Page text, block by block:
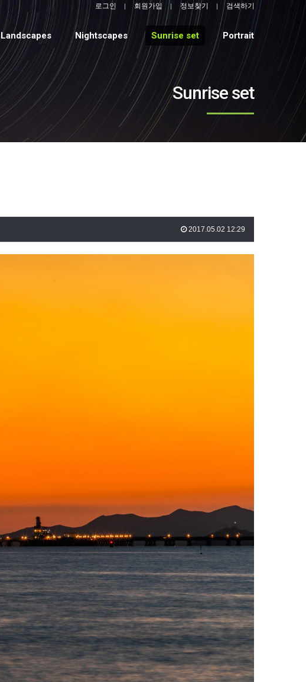
로그인 회원가입 정보찾기 검색하기
Landscapes Nightscapes Sunrise set Portrait
Sunrise set
2017.05.02 12:29